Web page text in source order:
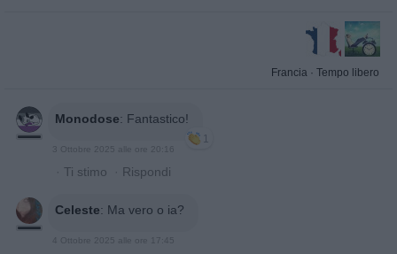
Francia · Tempo libero
Monodose: Fantastico!
1
· Ti stimo · Rispondi
Celeste: Ma vero o ia?
4 Ottobre 2025 alle ore 17:45